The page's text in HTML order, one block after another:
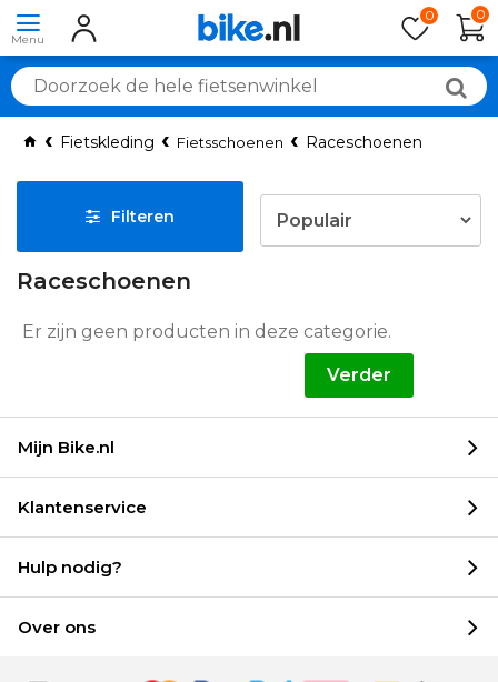
0 0
Fietskleding Fietsschoenen Raceschoenen
Filteren
Raceschoenen
Er zijn geen producten in deze categorie.
Verder
Mijn Bike.nl
Klantenservice
Hulp nodig?
Over ons